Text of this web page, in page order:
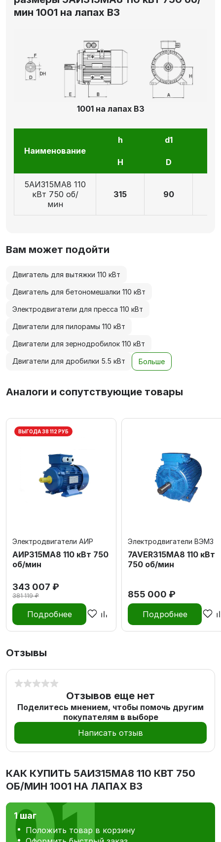
мин 1001 на лапах В3
1001 на лапах В3
Наименование
h d1
H D
5АИ315MА8 110
кВт 750 об/
мин
315 90
Вам может подойти
Двигатель для вытяжки 110 кВт
Двигатель для бетономешалки 110 кВт
Электродвигатели для пресса 110 кВт
Двигатели для пилорамы 110 кВт
Двигатели для зернодробилок 110 кВт
Двигатели для дробилки 5.5 кВт Больше
Аналоги и сопутствующие товары
ВЫГОДА 38 112 РУБ
Электродвигатели АИР
АИР315МА8 110 кВт 750
об/мин
343 007 ₽
381 119 ₽
Подробнее
Электродвигатели ВЭМЗ
7AVER315MА8 110 кВт
750 об/мин
855 000 ₽
Подробнее
Отзывы
Отзывов еще нет
Поделитесь мнением, чтобы помочь другим
покупателям в выборе
Написать отзыв
КАК КУПИТЬ 5АИ315MА8 110 КВТ 750
ОБ/МИН 1001 НА ЛАПАХ В3
1 шаг
Положить товар в корзину